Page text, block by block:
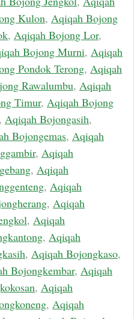
Kulon, Aqiqah Bojong
, Aqiqah Bojong Lor,
Bojong Murni, Aqiqah
Pondok Terong, Aqiqah
Rawalumbu, Aqiqah
Timur, Aqiqah Bojong
, Aqiqah Bojongasih,
Bojongemas, Aqiqah
, Aqiqah
, Aqiqah
, Aqiqah
, Aqiqah
, Aqiqah
, Aqiqah
, Aqiqah Bojongkaso,
Bojongkembar, Aqiqah
, Aqiqah
, Aqiqah